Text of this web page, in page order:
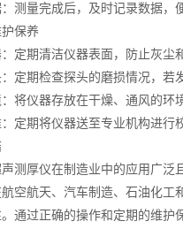
量完成后，及时记录数据，便
保养
期清洁仪器表面，防止灰尘和
期检查探头的磨损情况，若发
仪器存放在干燥、通风的环境
期将仪器送至专业机构进行校
厚仪在制造业中的应用广泛且
空航天、汽车制造、石油化工
通过正确的操作和定期的维护